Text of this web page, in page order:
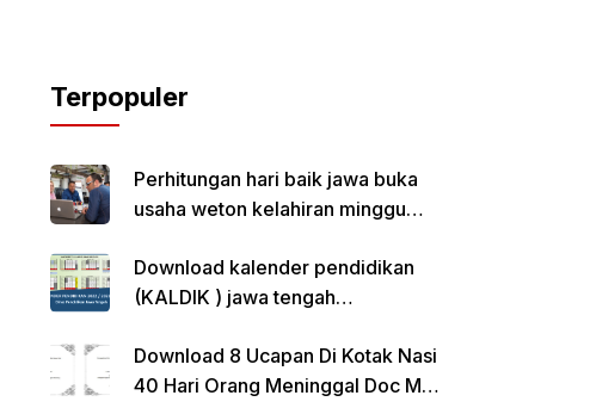
Terpopuler
Perhitungan hari baik jawa buka
usaha weton kelahiran minggu
Download kalender pendidikan
(KALDIK ) jawa tengah
Download 8 Ucapan Di Kotak Nasi
40 Hari Orang Meninggal Doc Ms.